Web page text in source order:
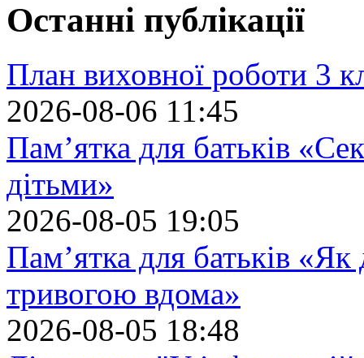
Останні публікації
План виховної роботи 3
2026-08-06 11:45
Пам’ятка для батьків
дітьми»
2026-08-05 19:05
Пам’ятка для батьків
тривогою вдома»
2026-08-05 18:48